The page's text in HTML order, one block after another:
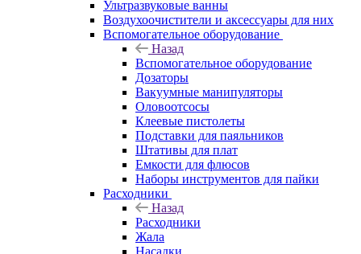
Ультразвуковые ванны
Воздухоочистители и аксессуары для них
Вспомогательное оборудование
Назад
Вспомогательное оборудование
Дозаторы
Вакуумные манипуляторы
Оловоотсосы
Клеевые пистолеты
Подставки для паяльников
Штативы для плат
Емкости для флюсов
Наборы инструментов для пайки
Расходники
Назад
Расходники
Жала
Насадки